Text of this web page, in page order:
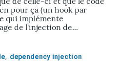
pour ça (un hook par
qui implémente
de l'injection de...
dependency injection